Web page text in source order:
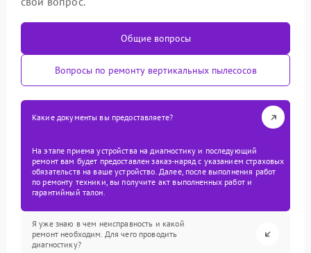
Общие вопросы
Вопросы по ремонту вертикальных пылесосов
Какие документы вы предоставляете?
На этапе приема устройства на диагностику и последующий
ремонт вам будет предоставлен заказ-наряд с указанием страховых
обязательств на ваше устройство. Далее, после выполнения работ
по ремонту техники, вы получите акт выполненных работ и
гарантийный талон.
Я уже знаю в чем неисправность и какой
ремонт необходим. Для чего проводить
диагностику?